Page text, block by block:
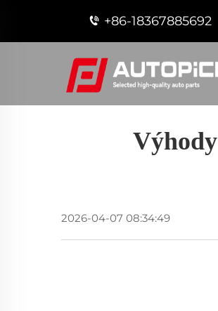
+86-18367885692
2026-04-07 08:34:49